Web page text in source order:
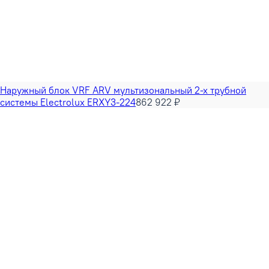
Наружный блок VRF ARV мультизональный 2-х трубной
системы Electrolux ERXY3-224862 922 ₽